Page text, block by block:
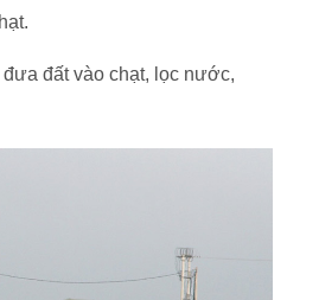
đất vào chạt, lọc nước,